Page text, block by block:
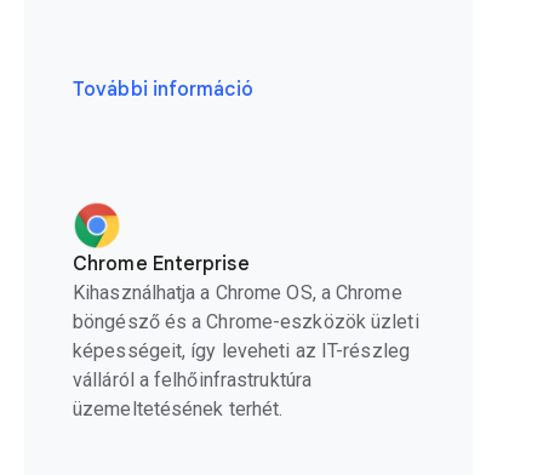
További információ
Chrome Enterprise
Kihasználhatja a Chrome OS, a Chrome
böngésző és a Chrome-eszközök üzleti
képességeit, így leveheti az IT-részleg
válláról a felhőinfrastruktúra
üzemeltetésének terhét.